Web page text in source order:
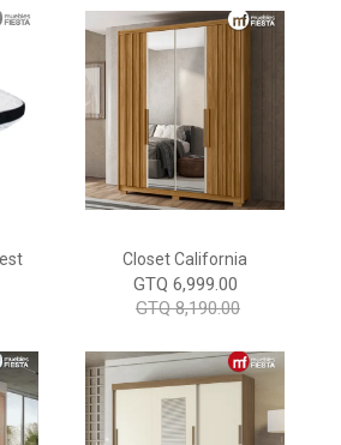
Closet California
GTQ 6,999.00
GTQ 8,190.00